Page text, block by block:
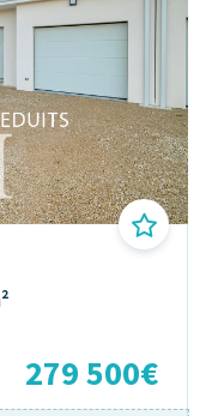
279 500€